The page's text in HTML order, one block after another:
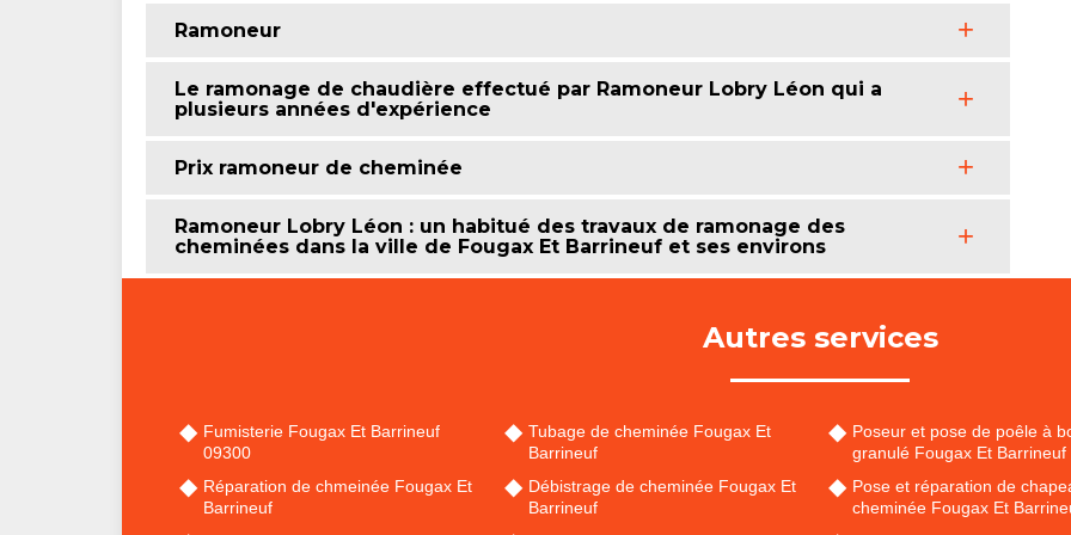
Ramoneur
Le ramonage de chaudière effectué par Ramoneur Lobry Léon qui a
plusieurs années d'expérience
Prix ramoneur de cheminée
Ramoneur Lobry Léon : un habitué des travaux de ramonage des
cheminées dans la ville de Fougax Et Barrineuf et ses environs
Autres services
Fumisterie Fougax Et Barrineuf
09300
Réparation de chmeinée Fougax Et
Barrineuf
Tubage de cheminée Fougax Et
Barrineuf
Débistrage de cheminée Fougax Et
Barrineuf
Poseur et pose de poêle à
granulé Fougax Et Barrineuf
Pose et réparation de
cheminée Fougax Et